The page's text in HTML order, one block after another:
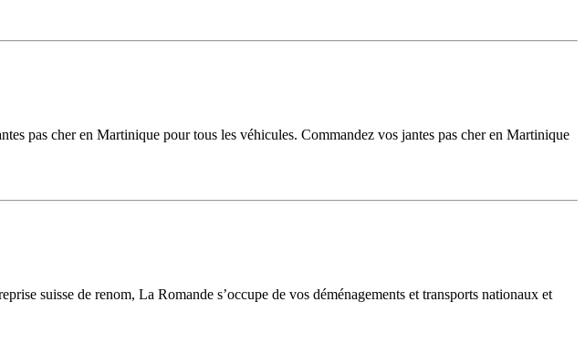
pas cher en Martinique pour tous les véhicules. Commandez vos jantes pas cher en Martinique
suisse de renom, La Romande s’occupe de vos déménagements et transports nationaux et